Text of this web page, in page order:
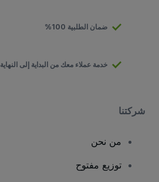
ضمان الطلبية 100%
خدمة عملاء معك من البداية إلى النهاية
شركتنا
من نحن
توزيع مفتوح